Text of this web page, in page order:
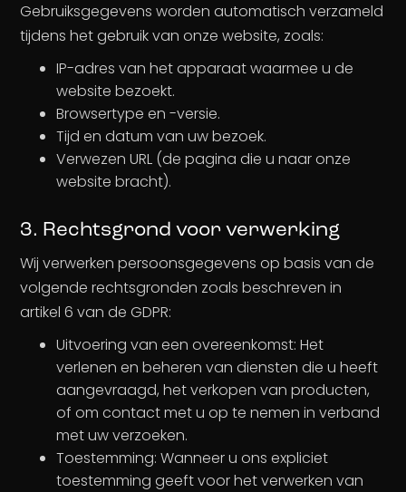
Gebruiksgegevens worden automatisch verzameld
tijdens het gebruik van onze website, zoals:
IP-adres van het apparaat waarmee u de
website bezoekt.
Browsertype en -versie.
Tijd en datum van uw bezoek.
Verwezen URL (de pagina die u naar onze
website bracht).
3. Rechtsgrond voor verwerking
Wij verwerken persoonsgegevens op basis van de
volgende rechtsgronden zoals beschreven in
artikel 6 van de GDPR:
Uitvoering van een overeenkomst: Het
verlenen en beheren van diensten die u heeft
aangevraagd, het verkopen van producten,
of om contact met u op te nemen in verband
met uw verzoeken.
Toestemming: Wanneer u ons expliciet
toestemming geeft voor het verwerken van